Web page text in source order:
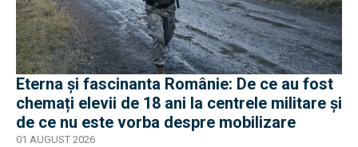
Eterna și fascinanta Românie: De ce au fost
chemați elevii de 18 ani la centrele militare și
de ce nu este vorba despre mobilizare
01 AUGUST 2026